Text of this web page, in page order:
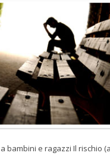
bambini e ragazzi Il rischio